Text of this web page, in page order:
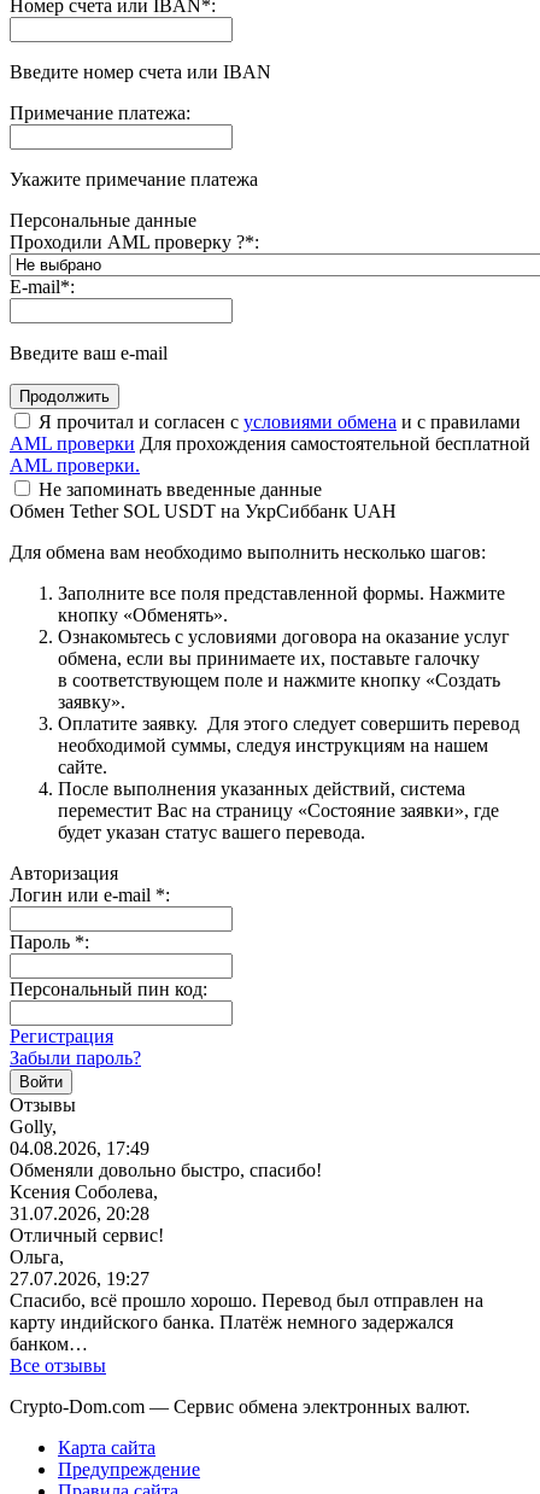
Номер счета или IBAN*:
Введите номер счета или IBAN
Примечание платежа:
Укажите примечание платежа
Персональные данные
Проходили AML проверку ?*:
E-mail*:
Введите ваш e-mail
Я прочитал и согласен с условиями обмена и с правилами
AML проверки Для прохождения самостоятельной бесплатной
AML проверки.
Не запоминать введенные данные
Обмен Tether SOL USDT на УкрСиббанк UAH
Для обмена вам необходимо выполнить несколько шагов:
Заполните все поля представленной формы. Нажмите
кнопку «Обменять».
Ознакомьтесь с условиями договора на оказание услуг
обмена, если вы принимаете их, поставьте галочку
в соответствующем поле и нажмите кнопку «Создать
заявку».
Оплатите заявку. Для этого следует совершить перевод
необходимой суммы, следуя инструкциям на нашем
сайте.
После выполнения указанных действий, система
переместит Вас на страницу «Состояние заявки», где
будет указан статус вашего перевода.
Авторизация
Логин или e-mail *:
Пароль *:
Персональный пин код:
Регистрация
Забыли пароль?
Отзывы
Golly,
04.08.2026, 17:49
Обменяли довольно быстро, спасибо!
Ксения Соболева,
31.07.2026, 20:28
Отличный сервис!
Ольга,
27.07.2026, 19:27
Спасибо, всё прошло хорошо. Перевод был отправлен на
карту индийского банка. Платёж немного задержался
банком…
Все отзывы
Crypto-Dom.com — Сервис обмена электронных валют.
Карта сайта
Предупреждение